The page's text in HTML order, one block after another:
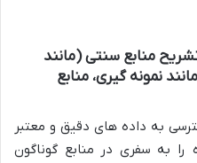
منابع سنتی (مانند
نمونه گیری، منابع
به داده های دقیق و معتبر
به سفری در منابع گوناگون